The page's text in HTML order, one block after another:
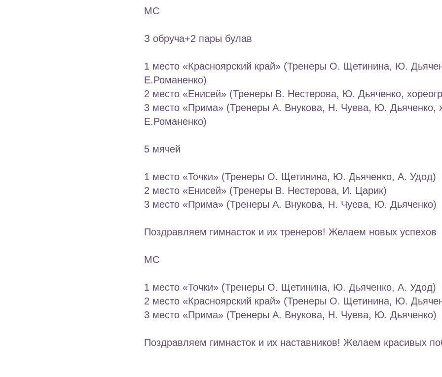
МС
З обруча+2 пары булав
1 место «Красноярский край» (Тренеры О. Щетинина, Ю.
Е.Романенко)
2 место «Енисей» (Тренеры В. Нестерова, Ю. Дьяченко,
3 место «Прима» (Тренеры А. Внукова, Н. Чуева, Ю. Дьяченко,
Е.Романенко)
5 мячей
1 место «Точки» (Тренеры О. Щетинина, Ю. Дьяченко, А. Удод)
2 место «Енисей» (Тренеры В. Нестерова, И. Царик)
3 место «Прима» (Тренеры А. Внукова, Н. Чуева, Ю. Дьяченко)
Поздравляем гимнасток и их тренеров! Желаем новых успехов
МС
1 место «Точки» (Тренеры О. Щетинина, Ю. Дьяченко, А. Удод)
2 место «Красноярский край» (Тренеры О. Щетинина, Ю.
3 место «Прима» (Тренеры А. Внукова, Н. Чуева, Ю. Дьяченко)
Поздравляем гимнасток и их наставников! Желаем красивых